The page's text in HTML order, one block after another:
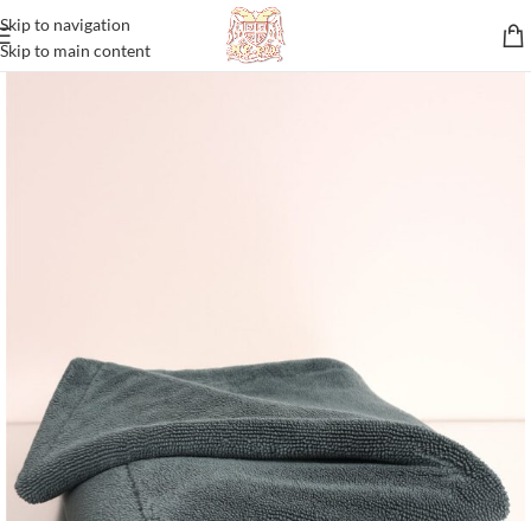
Skip to navigation
Skip to main content